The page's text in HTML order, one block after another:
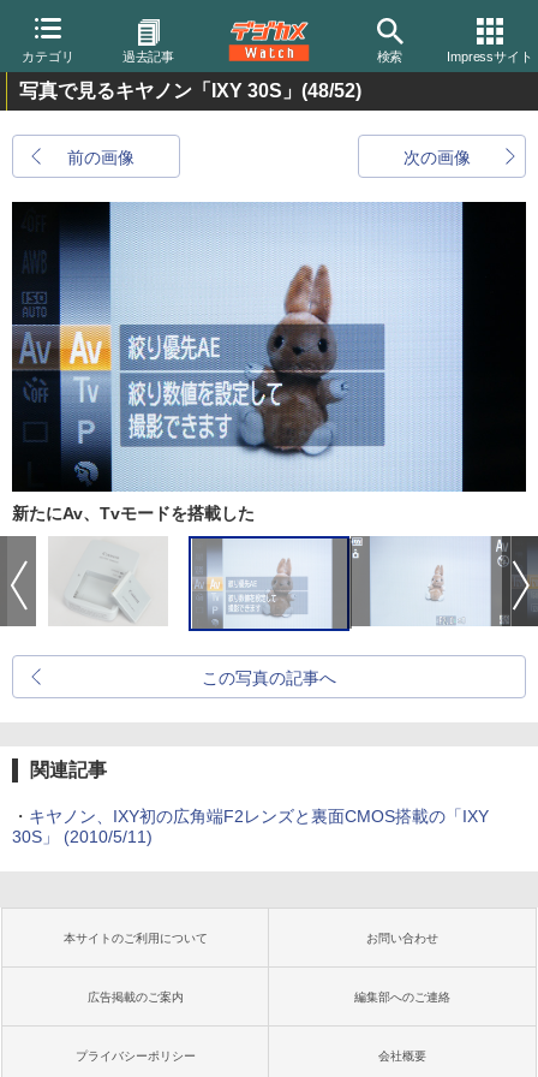
カテゴリ 過去記事 検索 Impressサイト
写真で見るキヤノン「IXY 30S」 (48/52)
前の画像 次の画像
新たにAv、Tvモードを搭載した
この写真の記事へ
関連記事
・ キヤノン、IXY初の広角端F2レンズと裏面CMOS搭載の「IXY
30S」 (2010/5/11)
本サイトのご利用について お問い合わせ
広告掲載のご案内 編集部へのご連絡
プライバシーポリシー 会社概要